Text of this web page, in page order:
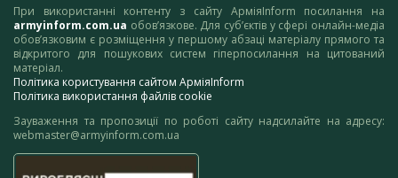
При використанні контенту з сайту АрміяInform посилання на
armyinform.com.ua обов’язкове. Для суб’єктів у сфері онлайн-медіа
обов’язковим є розміщення у першому абзаці матеріалу прямого та
відкритого для пошукових систем гіперпосилання на цитований
матеріал.
Політика користування сайтом АрміяInform
Політика використання файлів cookie
Зауваження та пропозиції по роботі сайту надсилайте на адресу:
webmaster@armyinform.com.ua